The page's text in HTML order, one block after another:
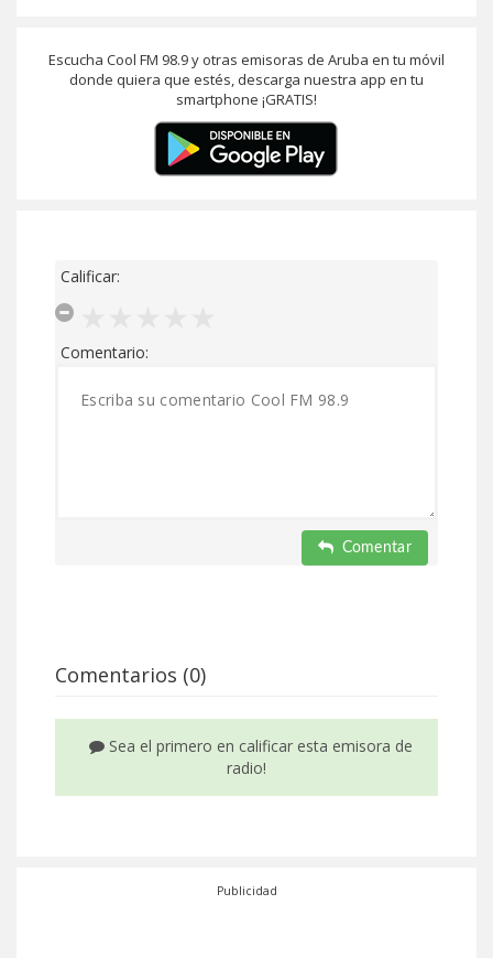
Escucha Cool FM 98.9 y otras emisoras de Aruba en tu móvil
donde quiera que estés, descarga nuestra app en tu
smartphone ¡GRATIS!
Calificar:
Comentario:
Comentar
Comentarios (0)
Sea el primero en calificar esta emisora de
radio!
Publicidad